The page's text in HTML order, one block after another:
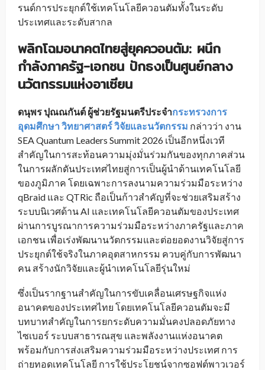
รนด์การประยุกต์ใช้เทคโนโลยีควอนตัมทั้งในระดับ
ประเทศและระดับสากล
พลิกโฉมอนาคตไทยสู่ยุคควอนตัม: ผนึก
กำลังภาครัฐ-เอกชน ปักธงเป็นศูนย์กลาง
นวัตกรรมแห่งอาเซียน
ดนุพร ปุณณกันต์ ผู้ช่วยรัฐมนตรีประจำกระทรวงการ
อุดมศึกษา วิทยาศาสตร์ วิจัยและนวัตกรรม กล่าวว่า งาน
SEA Quantum Leaders Summit 2026 เป็นอีกหนึ่งเวที
สำคัญในการสะท้อนความมุ่งมั่นร่วมกันของทุกภาคส่วน
ในการผลักดันประเทศไทยสู่การเป็นผู้นำด้านเทคโนโลยี
ของภูมิภาค โดยเฉพาะการลงนามความร่วมมือระหว่าง
qBraid และ QTRic ถือเป็นก้าวสำคัญที่จะช่วยเสริมสร้าง
ระบบนิเวศด้าน AI และเทคโนโลยีควอนตัมของประเทศ
ผ่านการบูรณาการความร่วมมือระหว่างภาครัฐและภาค
เอกชน เพื่อเร่งพัฒนานวัตกรรมและต่อยอดงานวิจัยสู่การ
ประยุกต์ใช้จริงในภาคอุตสาหกรรม ควบคู่กับการพัฒนา
คน สร้างนักวิจัยและผู้นำเทคโนโลยีรุ่นใหม่
ซึ่งเป็นรากฐานสำคัญในการขับเคลื่อนเศรษฐกิจแห่ง
อนาคตของประเทศไทย โดยเทคโนโลยีควอนตัมจะมี
บทบาทสำคัญในการยกระดับความมั่นคงปลอดภัยทาง
ไซเบอร์ ระบบสาธารณสุข และพลังงานแห่งอนาคต
พร้อมกับการส่งเสริมความร่วมมือระหว่างประเทศ การ
ถ่ายทอดเทคโนโลยี การใช้ประโยชน์จากซอฟต์พาวเวอร์